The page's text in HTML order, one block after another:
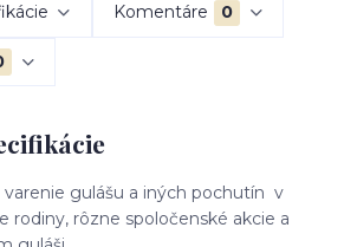
Komentáre 0
varenie gulášu a iných pochutín v
rodiny, rôzne spoločenské akcie a